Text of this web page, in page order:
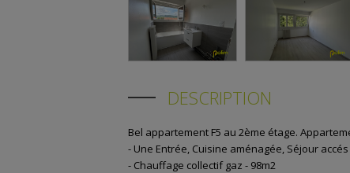
DESCRIPTION
Bel appartement F5 au 2ème étage.
- Une Entrée, Cuisine aménagée, Séjour
- Chauffage collectif gaz - 98m2